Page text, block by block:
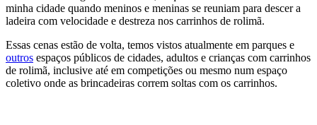
minha cidade quando meninos e meninas se reuniam para descer a
ladeira com velocidade e destreza nos carrinhos de rolimã.
Essas cenas estão de volta, temos vistos atualmente em parques e
outros espaços públicos de cidades, adultos e crianças com carrinhos
de rolimã, inclusive até em competições ou mesmo num espaço
coletivo onde as brincadeiras correm soltas com os carrinhos.